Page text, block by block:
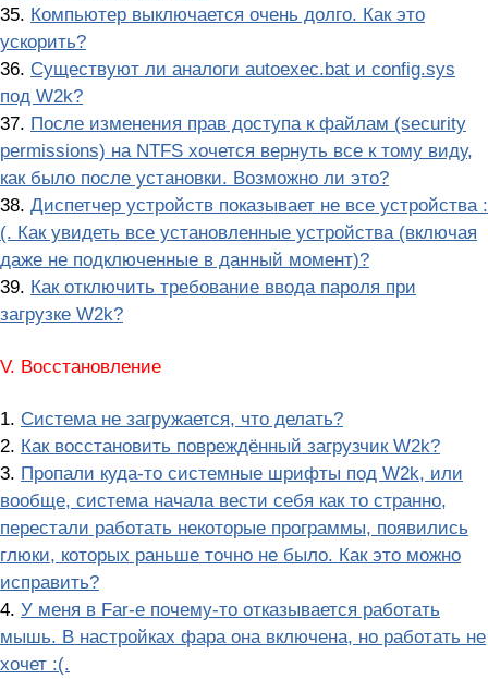
35. Компьютер выключается очень долго. Как это
ускорить?
36. Существуют ли аналоги autoexec.bat и config.sys
под W2k?
37. После изменения прав доступа к файлам (security
permissions) на NTFS хочется вернуть все к тому виду,
как было после установки. Возможно ли это?
38. Диспетчер устройств показывает не все устройства :
(. Как увидеть все установленные устройства (включая
даже не подключенные в данный момент)?
39. Как отключить требование ввода пароля при
загрузке W2k?
V. Восстановление
1. Система не загружается, что делать?
2. Как восстановить повреждённый загрузчик W2k?
3. Пропали куда-то системные шрифты под W2k, или
вообще, система начала вести себя как то странно,
перестали работать некоторые программы, появились
глюки, которых раньше точно не было. Как это можно
исправить?
4. У меня в Far-е почему-то отказывается работать
мышь. В настройках фара она включена, но работать не
хочет :(.